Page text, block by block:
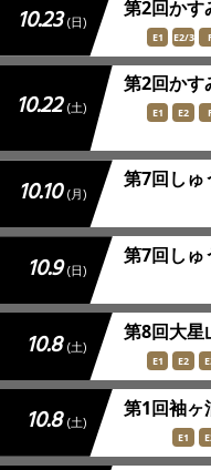
JBCF
10.23 (日)
第2回かす
E1 E2/3
10.22 (土)
第2回かす
E1 E2
10.10 (月)
第7回しゅ
10.9 (日)
第7回しゅ
10.8 (土)
第8回大星
E1 E2
10.8 (土)
第1回袖ヶ
E1